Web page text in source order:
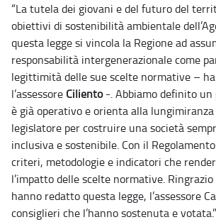
“La tutela dei giovani e del futuro del
obiettivi di sostenibilità ambientale
questa legge si vincola la Regione ad
responsabilità intergenerazionale come
legittimità delle sue scelte normative –
l’assessore Ciliento-. Abbiamo definito
è già operativo e orienta alla
legislatore per costruire una società
inclusiva e sostenibile. Con il
criteri, metodologie e indicatori che
l’impatto delle scelte normative.
hanno redatto questa legge, l’assessore
consiglieri che l’hanno sostenuta e votata.”